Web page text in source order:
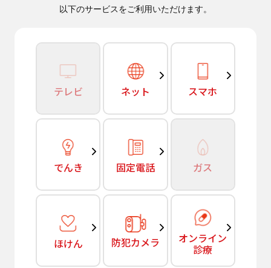
以下のサービスをご利用いただけます。
テレビ ネット スマホ
でんき 固定電話 ガス
ほけん 防犯カメラ オンライン
診療